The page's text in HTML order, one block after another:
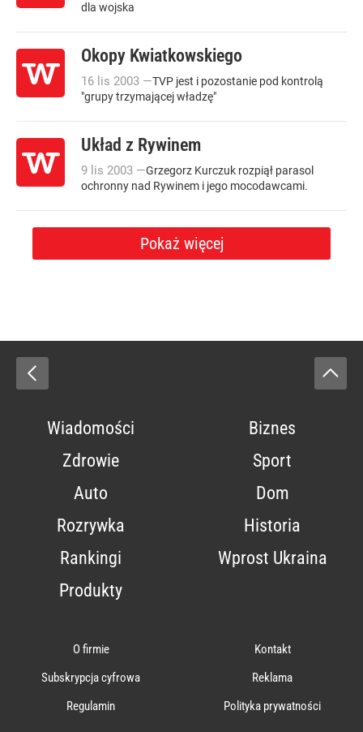
dla wojska
Okopy Kwiatkowskiego
16 lis 2003 —TVP jest i pozostanie pod kontrolą
"grupy trzymającej władzę"
Układ z Rywinem
9 lis 2003 —Grzegorz Kurczuk rozpiął parasol
ochronny nad Rywinem i jego mocodawcami.
Pokaż więcej
Wiadomości
Biznes
Zdrowie
Sport
Auto
Dom
Rozrywka
Historia
Rankingi
Wprost Ukraina
Produkty
O firmie
Kontakt
Subskrypcja cyfrowa
Reklama
Regulamin
Polityka prywatności